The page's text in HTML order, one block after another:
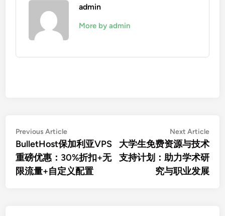
admin
More by admin
文
章
导
航
Previous ArticlePrevious
article:
BulletHost保加利亚VPS
重磅优惠：30%折扣+无
限流量+自定义配置
Next Article
大学生免费资源与技术
支持计划：助力学术研
究与职业发展